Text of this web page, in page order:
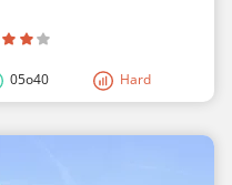
05o40 Hard